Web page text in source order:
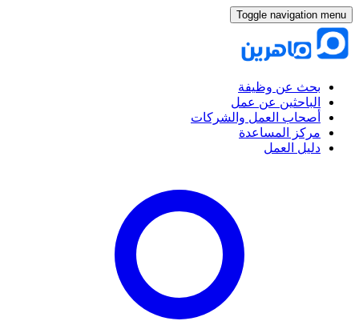
Toggle navigation menu
بحث عن وظيفة
الباحثين عن عمل
أصحاب العمل والشركات
مركز المساعدة
دليل العمل